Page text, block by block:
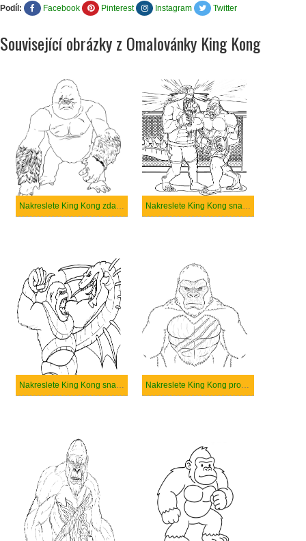
Podíl: Facebook Pinterest Instagram Twitter
Související obrázky z Omalovánky King Kong
Nakreslete King Kong zdarma základní tisknutelné Nakreslete King Kong snadný
Nakreslete King Kong snadný tisknutelné Nakreslete King Kong pro děti